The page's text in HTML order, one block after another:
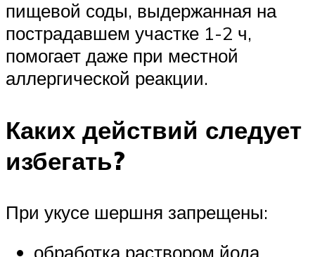
пищевой соды, выдержанная на
пострадавшем участке 1-2 ч,
помогает даже при местной
аллергической реакции.
Каких действий следует
избегать?
При укусе шершня запрещены:
обработка раствором йода,